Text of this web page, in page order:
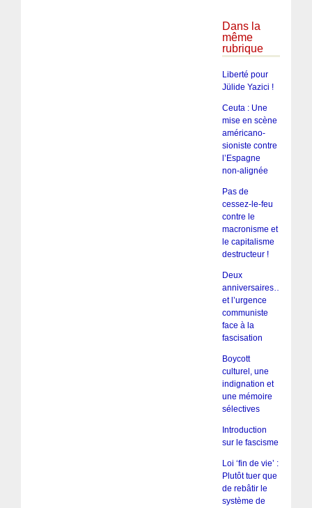
Dans la
même
rubrique
Liberté pour
Jülide Yazici !
Ceuta : Une
mise en scène
américano-
sioniste contre
l’Espagne
non-alignée
Pas de
cessez-le-feu
contre le
macronisme et
le capitalisme
destructeur !
Deux
anniversaires…
et l’urgence
communiste
face à la
fascisation
Boycott
culturel, une
indignation et
une mémoire
sélectives
Introduction
sur le fascisme
Loi ‘fin de vie’ :
Plutôt tuer que
de rebâtir le
système de